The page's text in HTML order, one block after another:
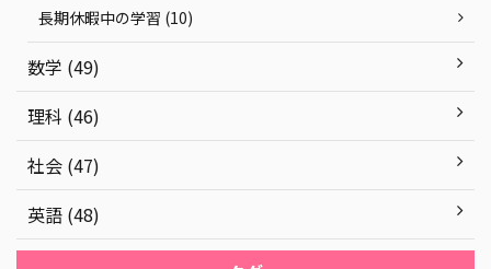
長期休暇中の学習 (10)
数学 (49)
理科 (46)
社会 (47)
英語 (48)